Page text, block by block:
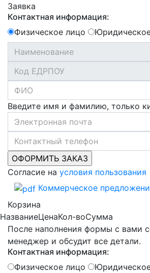
Заявка
Контактная информация:
Физическое лицо
Введите имя и фамилию, только
Согласие на условия пользования
Коммерческое
Корзина
НазваниеЦенаКол-воСумма
После наполнения формы с вами
менеджер и обсудит все детали.
Контактная информация:
Физическое лицо